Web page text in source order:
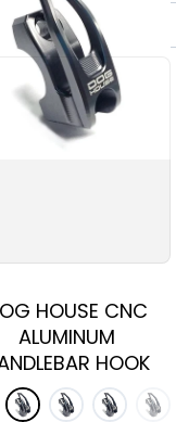
HOUSE CNC
ALUMINUM
HOOK